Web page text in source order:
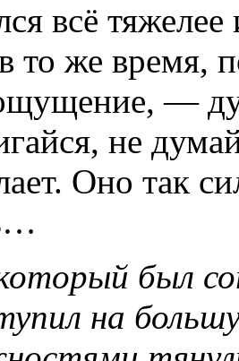
всё тяжелее
то же время,
—
не
Оно так
был
на